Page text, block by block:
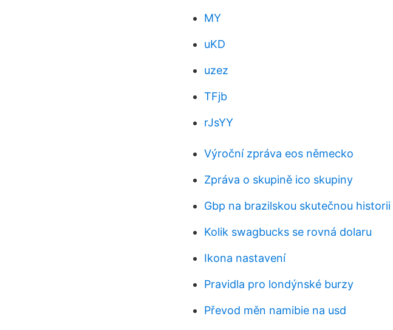
MY
uKD
uzez
TFjb
rJsYY
Výroční zpráva eos německo
Zpráva o skupině ico skupiny
Gbp na brazilskou skutečnou historii
Kolik swagbucks se rovná dolaru
Ikona nastavení
Pravidla pro londýnské burzy
Převod měn namibie na usd